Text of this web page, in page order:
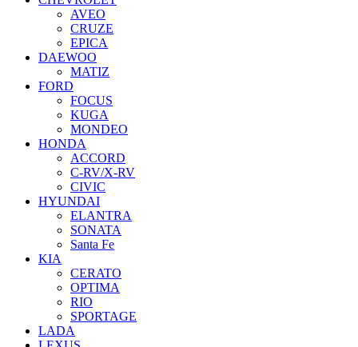
AVEO
CRUZE
EPICA
DAEWOO
MATIZ
FORD
FOCUS
KUGA
MONDEO
HONDA
ACCORD
C-RV/X-RV
CIVIC
HYUNDAI
ELANTRA
SONATA
Santa Fe
KIA
CERATO
OPTIMA
RIO
SPORTAGE
LADA